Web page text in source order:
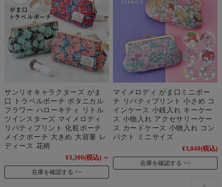
サンリオキャラクターズ がま
口 トラベルポーチ ボタニカル
フラワー ハローキティ リトル
ツインスターズ マイメロディ
リバティプリント 化粧ポーチ
メイクポーチ 大きめ 大容量 レ
ディース 花柄
¥3,300(税込) ～
在庫を確認する
マイメロディ がま口ミニポー
チ リバティプリント 小さめ コ
インケース 小銭入れ キーケー
ス 小物入れ アクセサリーケー
ス カードケース 小物入れ コン
パクト ミニサイズ
¥3,040(税込)
在庫を確認する